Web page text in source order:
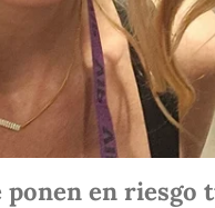
en riesgo